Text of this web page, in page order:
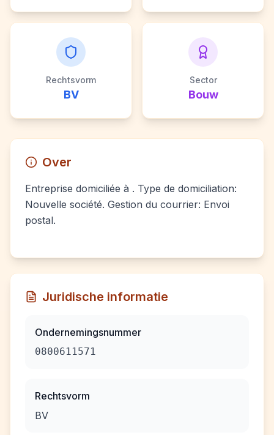
Rechtsvorm
BV
Sector
Bouw
Over
Entreprise domiciliée à . Type de domiciliation:
Nouvelle société. Gestion du courrier: Envoi
postal.
Juridische informatie
Ondernemingsnummer
0800611571
Rechtsvorm
BV